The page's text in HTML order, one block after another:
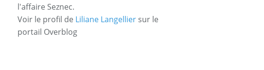
l'affaire Seznec.
Voir le profil de Liliane Langellier sur le
portail Overblog